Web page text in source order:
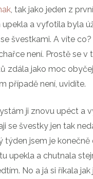
, tak jako jeden z
a vyfotila byla
švestkami. A víte co?
není. Prostě se v
zdála jako moc
případě není, uvidíte.
ji znovu upéct a
se švestky jen tak
týden jsem je konečně
upekla a chutnala
No a já si říkala jak